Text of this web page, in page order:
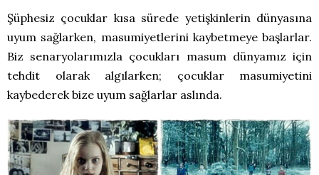
Şüphesiz çocuklar kısa sürede yetişkinlerin dünyasına
uyum sağlarken, masumiyetlerini kaybetmeye başlarlar.
Biz senaryolarımızla çocukları masum dünyamız için
tehdit olarak algılarken; çocuklar masumiyetini
kaybederek bize uyum sağlarlar aslında.